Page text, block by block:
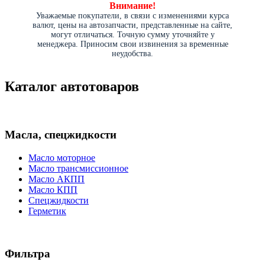
Внимание!
Уважаемые покупатели, в связи с изменениями курса
валют, цены на автозапчасти, представленные на сайте,
могут отличаться. Точную сумму уточняйте у
менеджера. Приносим свои извинения за временные
неудобства.
Каталог автотоваров
Масла, спецжидкости
Масло моторное
Масло трансмиссионное
Масло АКПП
Масло КПП
Спецжидкости
Герметик
Фильтра